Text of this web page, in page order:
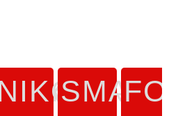
SMAK